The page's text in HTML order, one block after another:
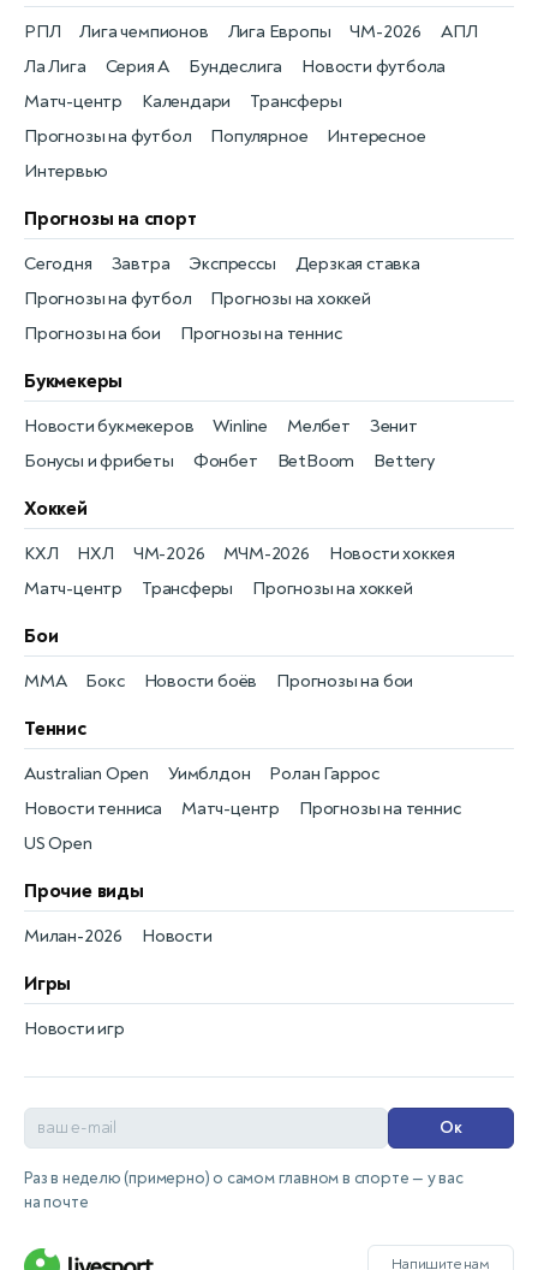
Новости футбола
РПЛ
Матч-центр
Лига чемпионов
Календари
Лига Европы
Трансферы
ЧМ-2026
Прогнозы на футбол
АПЛ
Популярное
Ла Лига
Интересное
Серия А
Интервью
Бундеслига
Прогнозы на спорт
Прогнозы на футбол
Сегодня
Прогнозы на хоккей
Завтра
Прогнозы на бои
Экспрессы
Прогнозы на теннис
Дерзкая ставка
Букмекеры
Бонусы и фрибеты
Новости букмекеров
Фонбет
Winline
BetBoom
Мелбет
Bettery
Зенит
Хоккей
Новости хоккея
КХЛ
Матч-центр
НХЛ
Трансферы
ЧМ-2026
Прогнозы на хоккей
МЧМ-2026
Бои
Новости боёв
MMA Прогнозы на бои
Бокс
Теннис
Новости тенниса
Australian Open
Матч-центр
Уимблдон
Прогнозы на теннис
Ролан Гаррос
US Open
Прочие виды
Новости
Милан-2026
Игры
Новости игр
Ок
Раз в неделю (примерно) о самом главном в спорте — у вас
на почте
Напишите нам